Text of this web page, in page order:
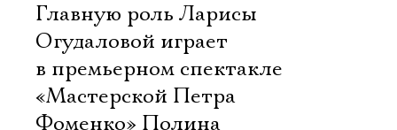
Главную роль Ларисы
Огудаловой играет
в премьерном спектакле
«Мастерской Петра
Фоменко» Полина